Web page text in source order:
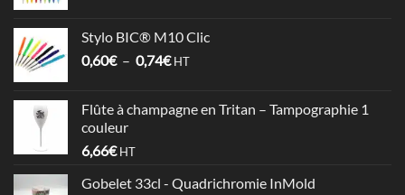
0,64€
à
Stylo BIC® M10 Clic
0,60€ – 0,74€Plage
0,60€
HT
Flûte à champagne en Tritan – Tampographie 1
couleur
6,66€ HT
Gobelet 33cl - Quadrichromie InMold